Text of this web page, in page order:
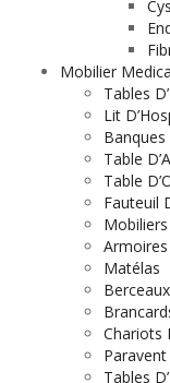
Mobilier
Tables
Lit
Table
Table
Fauteuil
Armoires
Matélas
Berceaux
Chariots
Paravent
Tables